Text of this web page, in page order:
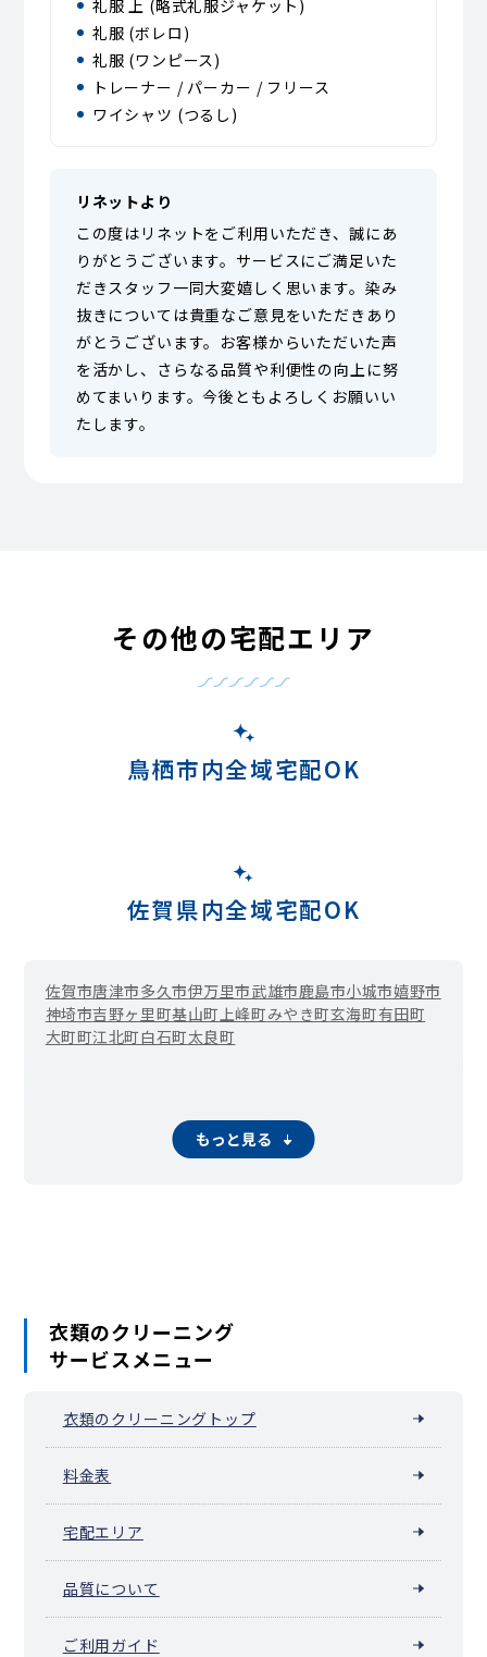
礼服 上 (略式礼服ジャケット)
礼服 (ボレロ)
礼服 (ワンピース)
トレーナー / パーカー / フリース
ワイシャツ (つるし)
リネットより
この度はリネットをご利用いただき、誠にあ
りがとうございます。サービスにご満足いた
だきスタッフ一同大変嬉しく思います。染み
抜きについては貴重なご意見をいただきあり
がとうございます。お客様からいただいた声
を活かし、さらなる品質や利便性の向上に努
めてまいります。今後ともよろしくお願いい
たします。
その他の宅配エリア
鳥栖市内全域宅配OK
佐賀県内全域宅配OK
佐賀市唐津市多久市伊万里市武雄市鹿島市小城市嬉野市
神埼市吉野ヶ里町基山町 上峰町みやき町玄海町有田町
大町町江北町白石町太良町
もっと見る
衣類のクリーニング
サービスメニュー
衣類のクリーニングトップ
料金表
宅配エリア
品質について
ご利用ガイド